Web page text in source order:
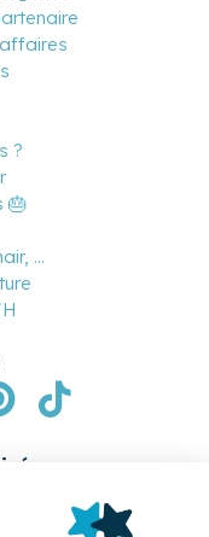
...